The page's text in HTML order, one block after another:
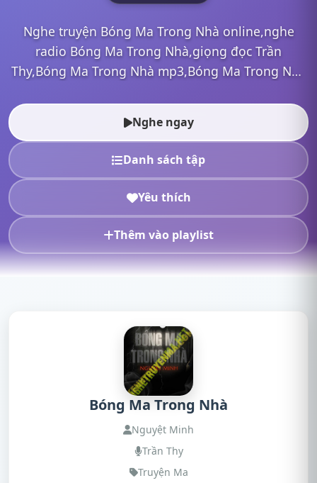
Nghe truyện Bóng Ma Trong Nhà online,nghe
radio Bóng Ma Trong Nhà,giọng đọc Trần
Thy,Bóng Ma Trong Nhà mp3,Bóng Ma Trong Nhà
Nghe ngay
Danh sách tập
Yêu thích
Thêm vào playlist
Bóng Ma Trong Nhà
Nguyệt Minh
Trần Thy
Truyện Ma